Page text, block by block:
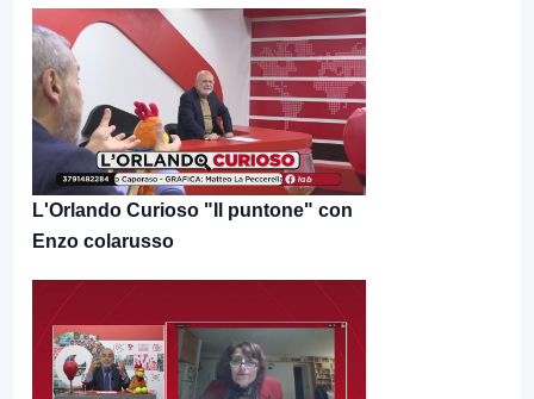
L'Orlando Curioso "Il puntone" con
Enzo colarusso